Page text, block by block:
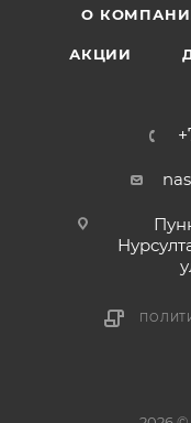
О
АКЦИИ